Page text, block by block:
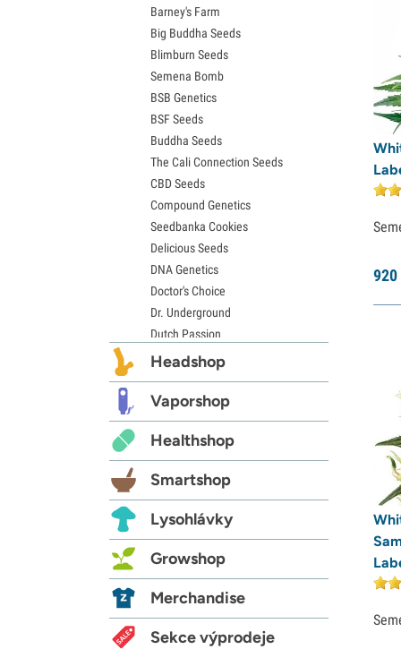
920
Semena Jack Herer
Semena Girl Scout Cookies (GSC)
Semena Wedding Cake
Semena Zkittlez
Semena Pineapple Express
Semena Chemdawg
Semena Hindu Kush
Semena Mimosa
Barney's Farm
Big Buddha Seeds
Blimburn Seeds
Semena Bomb
BSB Genetics
BSF Seeds
Buddha Seeds
The Cali Connection Seeds
CBD Seeds
Compound Genetics
Seedbanka Cookies
Delicious Seeds
DNA Genetics
Doctor's Choice
Dr. Underground
Dutch Passion
Elite Seeds
Exotic Seed
Expert Seeds
FastBuds
Female Seeds
French Touch Seeds
Garden of Green
GeneSeeds
G13 Labs
Grass-O-Matic
Growers Choice
Headshop
Vaporshop
Healthshop
Smartshop
Lysohlávky
Growshop
Merchandise
Sekce výprodeje